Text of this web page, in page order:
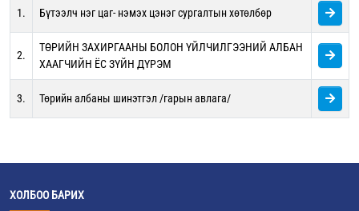
1. Бүтээлч нэг цаг- нэмэх цэнэг сургалтын хөтөлбөр
2.
ТӨРИЙН ЗАХИРГААНЫ БОЛОН ҮЙЛЧИЛГЭЭНИЙ АЛБАН
ХААГЧИЙН ЁС ЗҮЙН ДҮРЭМ
3. Төрийн албаны шинэтгэл /гарын авлага/
ХОЛБОО БАРИХ